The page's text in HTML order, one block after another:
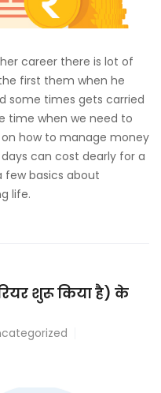
career there is lot of
first them when he
some times gets carried
time when we need to
how to manage money
can cost dearly for a
few basics about
life.
शुरू किया है) के